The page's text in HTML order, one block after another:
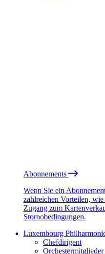
Abonnements
Wenn Sie ein
zahlreichen Vorteilen,
Zugang zum
Stornobedingungen.
Luxembourg
Chefdirigent
Orchestermitglieder